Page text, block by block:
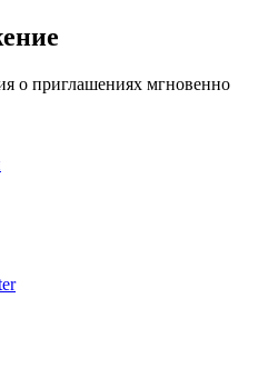
о приглашениях мгновенно